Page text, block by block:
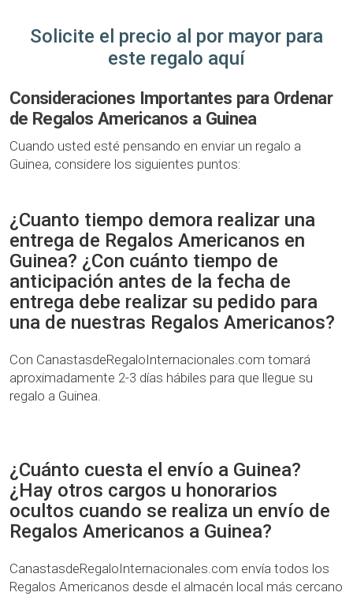
Solicite el precio al por mayor para
este regalo aquí
Consideraciones Importantes para Ordenar
de Regalos Americanos a Guinea
Cuando usted esté pensando en enviar un regalo a
Guinea, considere los siguientes puntos:
¿Cuanto tiempo demora realizar una
entrega de Regalos Americanos en
Guinea? ¿Con cuánto tiempo de
anticipación antes de la fecha de
entrega debe realizar su pedido para
una de nuestras Regalos Americanos?
Con CanastasdeRegaloInternacionales.com tomará
aproximadamente 2-3 días hábiles para que llegue su
regalo a Guinea.
¿Cuánto cuesta el envío a Guinea?
¿Hay otros cargos u honorarios
ocultos cuando se realiza un envío de
Regalos Americanos a Guinea?
CanastasdeRegaloInternacionales.com envía todos los
Regalos Americanos desde el almacén local más cercano